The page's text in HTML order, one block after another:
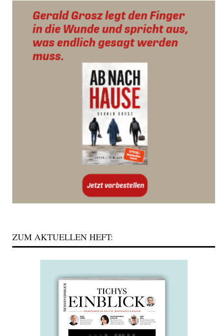
ZUM AKTUELLEN HEFT: